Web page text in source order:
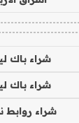
شراء باك
شراء باك
شراء روابط